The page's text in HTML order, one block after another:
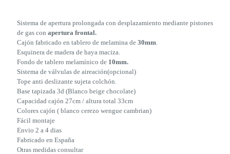
Sistema de apertura prolongada con desplazamiento mediante pistones
de gas con apertura frontal.
Cajón fabricado en tablero de melamina de 30mm.
Esquinera de madera de haya maciza.
Fondo de tablero melamínico de 10mm.
Sistema de válvulas de aireación(opcional)
Tope anti deslizante sujeta colchón.
Base tapizada 3d (Blanco beige chocolate)
Capacidad cajón 27cm / altura total 33cm
Colores cajón ( blanco cerezo wengue cambrian)
Fácil montaje
Envio 2 a 4 dias
Fabricado en España
Otras medidas consultar